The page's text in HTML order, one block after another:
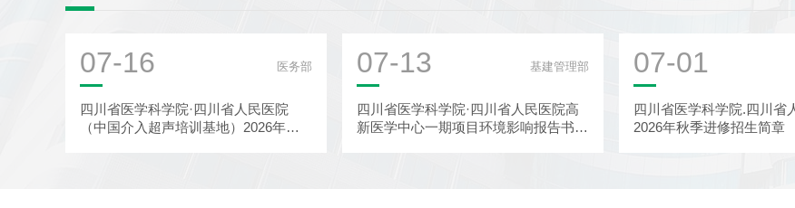
07-16 医务部
四川省医学科学院·四川省人民医院
（中国介入超声培训基地）2026年超
07-13 基建管理部
四川省医学科学院·四川省人民医院高
新医学中心一期项目环境影响报告书报
07-01
四川省医学科学院.四川省
2026年秋季进修招生简章